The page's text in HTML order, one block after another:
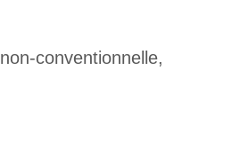
conventionnelle,